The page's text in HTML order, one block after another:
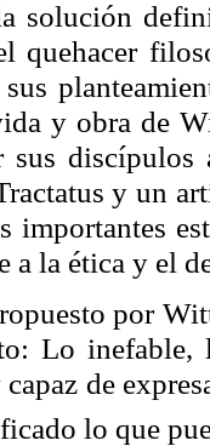
solución
quehacer
y obra de
sus
y un
importantes
a la ética y el
por
Lo
de
lo que